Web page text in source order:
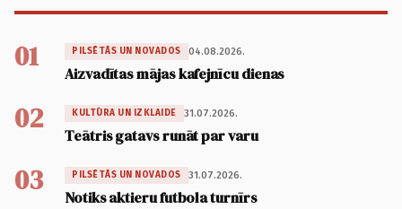
01 PILSĒTĀS UN NOVADOS 04.08.2026.
Aizvadītas mājas kafejnīcu dienas
02 KULTŪRA UN IZKLAIDE 31.07.2026.
Teātris gatavs runāt par varu
03 PILSĒTĀS UN NOVADOS 31.07.2026.
Notiks aktieru futbola turnīrs